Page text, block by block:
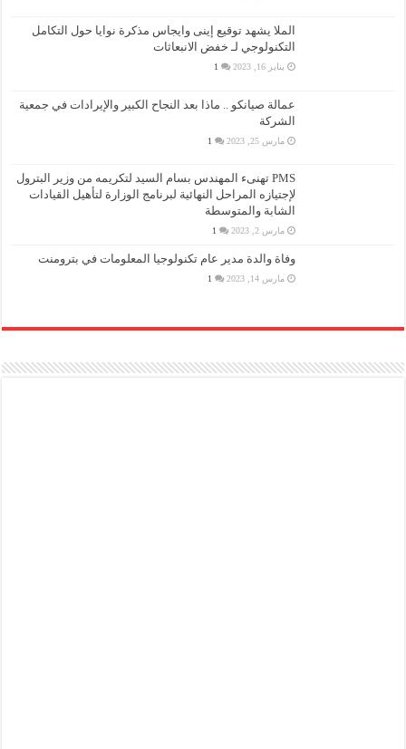
الملا يشهد توقيع إينى وايجاس مذكرة نوايا حول التكامل
التكنولوجي لـ خفض الانبعاثات
يناير 16, 2023 1
عمالة صيانكو .. ماذا بعد النجاح الكبير والإيرادات في جمعية
الشركة
مارس 25, 2023 1
PMS تهنىء المهندس بسام السيد لتكريمه من وزير البترول
لإجتيازه المراحل النهائية لبرنامج الوزارة لتأهيل القيادات
الشابة والمتوسطة
مارس 2, 2023 1
وفاة والدة مدير عام تكنولوجيا المعلومات في بترومنت
مارس 14, 2023 1